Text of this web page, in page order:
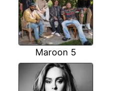
Maroon 5